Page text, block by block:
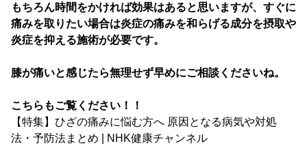
もちろん時間をかければ効果はあると思いますが、すぐに
痛みを取りたい場合は炎症の痛みを和らげる成分を摂取や
炎症を抑える施術が必要です。
膝が痛いと感じたら無理せず早めにご相談くださいね。
こちらもご覧ください！！
【特集】ひざの痛みに悩む方へ 原因となる病気や対処
法・予防法まとめ | NHK健康チャンネル